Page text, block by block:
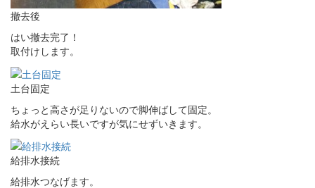
撤去後
はい撤去完了！
取付けします。
土台固定
ちょっと高さが足りないので脚伸ばして固定。
給水がえらい長いですが気にせずいきます。
給排水接続
給排水つなげます。